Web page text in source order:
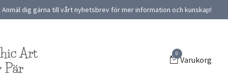
Anmäl dig gärna till vårt nyhetsbrev för mer information och kunskap!
0
Varukorg